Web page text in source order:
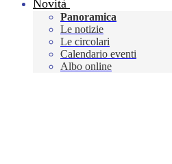
Novità
Panoramica
Le notizie
Le circolari
Calendario eventi
Albo online